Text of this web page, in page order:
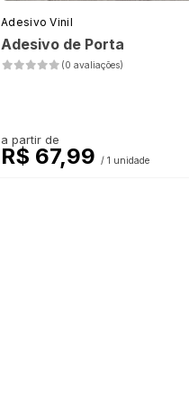
Adesivo Vinil
Adesivo de Porta
(0 avaliações)
a partir de
R$ 67,99 / 1 unidade